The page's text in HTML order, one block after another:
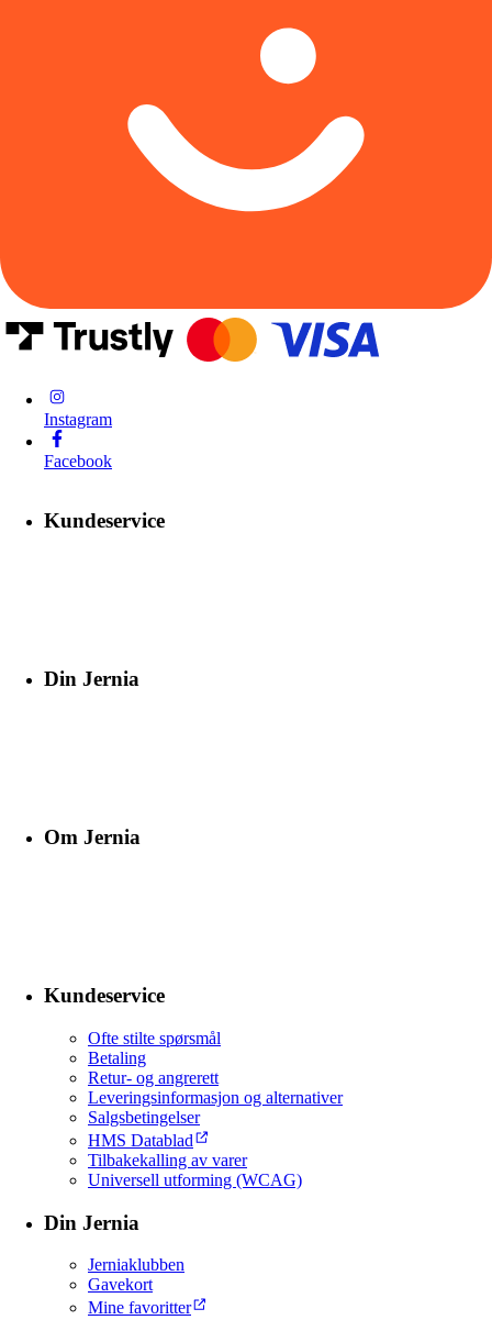
Instagram
Facebook
Kundeservice
Din Jernia
Om Jernia
Kundeservice
Ofte stilte spørsmål
Betaling
Retur- og angrerett
Leveringsinformasjon og alternativer
Salgsbetingelser
HMS Datablad
Tilbakekalling av varer
Universell utforming (WCAG)
Din Jernia
Jerniaklubben
Gavekort
Mine favoritter